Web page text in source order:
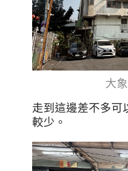
大
走到這邊差不多可
較少。